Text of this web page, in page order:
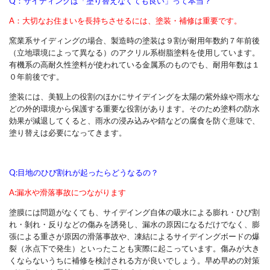
A：大切なお住まいを長持ちさせるには、塗装・補修は重要です。
窯業系サイディングの場合、製造時の塗装は９割が耐用年数約７年前後
（立地環境によって異なる）のアクリル系樹脂塗料を使用しています。
有機系の高耐久性塗料が使われている金属系のものでも、耐用年数は１
０年前後です。
塗装には、美観上の役割のほかにサイデイングを太陽の紫外線や雨水な
どの外的環境から保護する重要な役割があります。そのため塗料の防水
効果が減退してくると、雨水の浸み込みや錆などの腐食を防ぐ意味で、
塗り替えは必要になってきます。
Q:目地のひび割れが起ったらどうなるの？
A:漏水や滑落事故につながります
塗膜には問題がなくても、サイデイング自体の吸水による膨れ・ひび割
れ・剝れ・反りなどの傷みを誘発し、漏水の原因になるだけでなく、膨
張による重さが原因の滑落事故や、凍結によるサイデイングボードの爆
裂（氷点下で発生）といったことも実際に起こっています。傷みが大き
くならないうちに補修を検討される方が良いでしょう。早め早めの対策